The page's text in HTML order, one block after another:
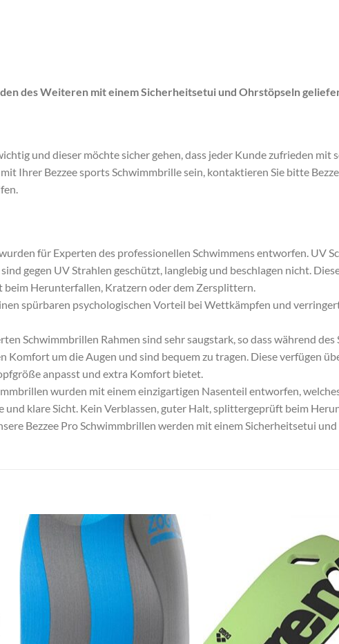
des Weiteren mit einem Sicherheitsetui und Ohrstöpseln geliefert
und dieser möchte sicher gehen, dass jeder Kunde zufrieden mit
Ihrer Bezzee sports Schwimmbrille sein, kontaktieren Sie bitte
für Experten des professionellen Schwimmens entworfen. UV
gegen UV Strahlen geschützt, langlebig und beschlagen nicht.
beim Herunterfallen, Kratzern oder dem Zersplittern.
spürbaren psychologischen Vorteil bei Wettkämpfen und
Schwimmbrillen Rahmen sind sehr saugstark, so dass während
Komfort um die Augen und sind bequem zu tragen. Diese verfügen
anpasst und extra Komfort bietet.
wurden mit einem einzigartigen Nasenteil entworfen,
und klare Sicht. Kein Verblassen, guter Halt, splittergeprüft beim
Bezzee Pro Schwimmbrillen werden mit einem Sicherheitsetui
Wunschliste
hinzufügen